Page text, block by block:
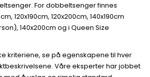
For dobbeltsenger finnes
120x190cm, 120x200cm, 140x190cm
140x200cm og i Queen Size
kriteriene, se på egenskapene til hver
Våre eksperter har jobbet